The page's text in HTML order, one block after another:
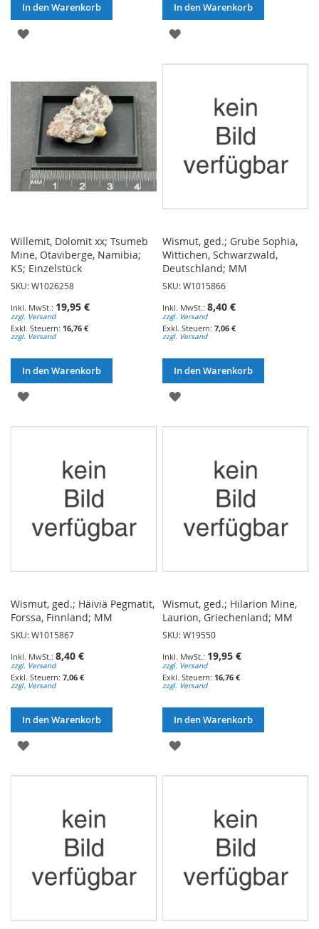
In den Warenkorb
ZUR
HINZUFÜGEN
In den Warenkorb
ZUR
Willemit, Dolomit xx; Tsumeb
Mine, Otaviberge, Namibia;
KS; Einzelstück
SKU: W1026258
19,95 €
zzgl. Versand
16,76 €
zzgl. Versand
In den Warenkorb
ZUR
Wismut, ged.; Grube Sophia,
Wittichen, Schwarzwald,
Deutschland; MM
SKU: W1015866
8,40 €
zzgl. Versand
7,06 €
zzgl. Versand
In den Warenkorb
ZUR
Wismut, ged.; Häiviä Pegmatit,
Forssa, Finnland; MM
SKU: W1015867
8,40 €
zzgl. Versand
7,06 €
zzgl. Versand
In den Warenkorb
ZUR
Wismut, ged.; Hilarion Mine,
Laurion, Griechenland; MM
SKU: W19550
19,95 €
zzgl. Versand
16,76 €
zzgl. Versand
In den Warenkorb
ZUR